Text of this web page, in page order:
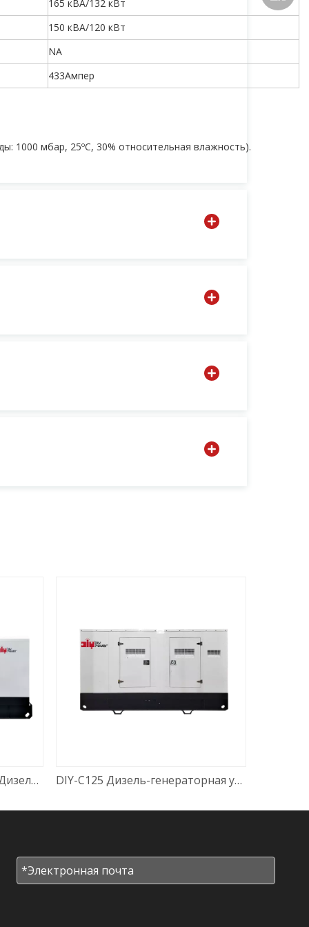
165 кВА/132 кВт
150 кВА/120 кВт
NA
433Ампер
1000 мбар, 25ºC, 30% относительная влажность).
DIY-DP110 YTO LR4M3L-15 Дизель-генераторная установка 80 кВт 50 Гц DIY-C125 Дизель-генераторная установка Cummins 6BTA5.9-G2 100 кВт в режиме ожидания 50 Гц